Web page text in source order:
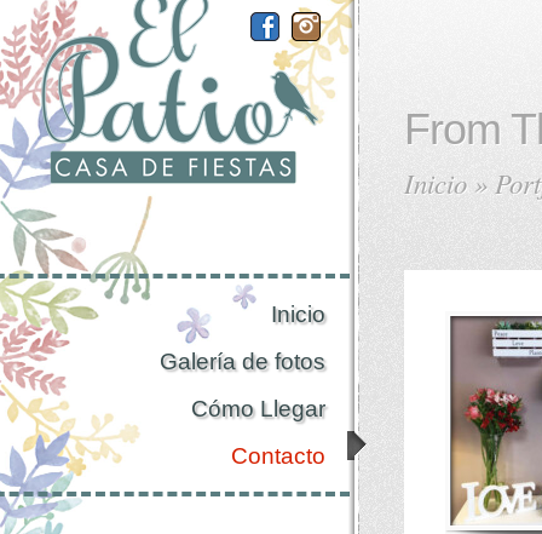
Inicio
Galería de fotos
Cómo Llegar
Contacto
From
Inicio »